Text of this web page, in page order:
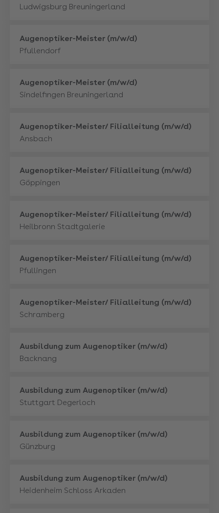
Ludwigsburg Breuningerland
Mehr
Augenoptiker-Meister (m/w/d)
Pfullendorf
Mehr
Augenoptiker-Meister (m/w/d)
Sindelfingen Breuningerland
Mehr
Augenoptiker-Meister/ Filialleitung (m/w/d)
Ansbach
Mehr
Augenoptiker-Meister/ Filialleitung (m/w/d)
Göppingen
Mehr
Augenoptiker-Meister/ Filialleitung (m/w/d)
Heilbronn Stadtgalerie
Mehr
Augenoptiker-Meister/ Filialleitung (m/w/d)
Pfullingen
Mehr
Augenoptiker-Meister/ Filialleitung (m/w/d)
Schramberg
Mehr
Ausbildung zum Augenoptiker (m/w/d)
Backnang
Mehr
Ausbildung zum Augenoptiker (m/w/d)
Stuttgart Degerloch
Mehr
Ausbildung zum Augenoptiker (m/w/d)
Günzburg
Mehr
Ausbildung zum Augenoptiker (m/w/d)
Heidenheim Schloss Arkaden